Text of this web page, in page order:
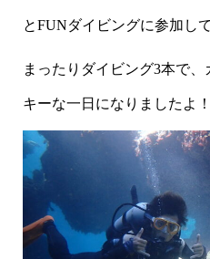
とFUNダイビングに参加し
まったりダイビング3本で
キーな一日になりましたよ！